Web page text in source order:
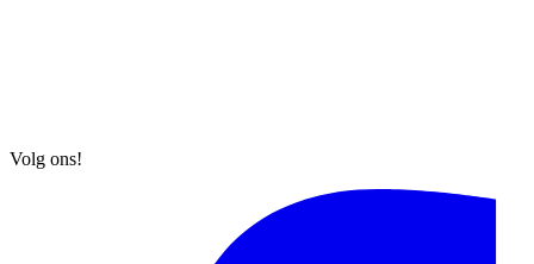
Volg ons!